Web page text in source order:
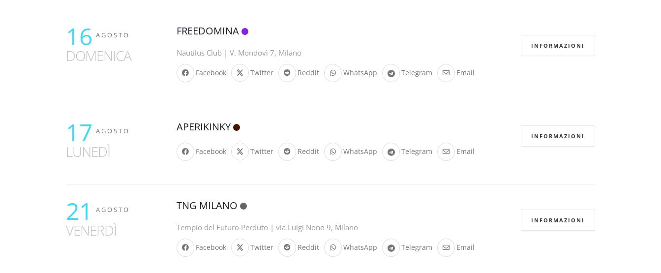
16 AGOSTO
DOMENICA
FREEDOMINA
Nautilus Club | V. Mondovì 7, Milano
Facebook Twitter Reddit WhatsApp Telegram Email
INFORMAZIONI
17 AGOSTO
LUNEDÌ
APERIKINKY
Facebook Twitter Reddit WhatsApp Telegram Email
INFORMAZIONI
21 AGOSTO
VENERDÌ
TNG MILANO
Tempio del Futuro Perduto | via Luigi Nono 9, Milano
Facebook Twitter Reddit WhatsApp Telegram Email
INFORMAZIONI